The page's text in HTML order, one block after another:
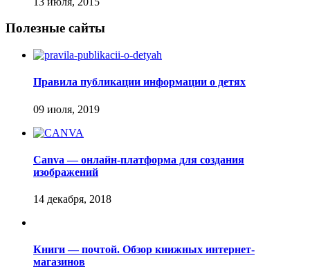
Полезные сайты
Правила публикации информации о детях
Canva — онлайн-платформа для создания
изображений
Книги — почтой. Обзор книжных интернет-
магазинов